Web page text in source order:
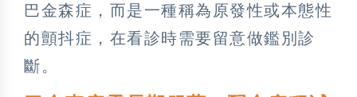
巴金森症，而是一種稱為原發性或本態性
的顫抖症，在看診時需要留意做鑑別診
斷。